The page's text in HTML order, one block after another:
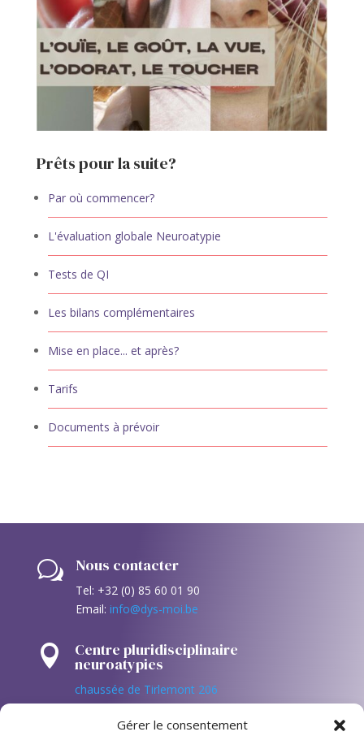
Gérer le consentement
Prêts pour la suite?
Par où commencer?
L'évaluation globale Neuroatypie
Tests de QI
Les bilans complémentaires
Mise en place... et après?
Tarifs
Documents à prévoir
w Nous contacter
Tel: +32 (0) 85 60 01 90
Email: info@dys-moi.be
 Centre pluridisciplinaire
neuroatypies
chaussée de Tirlemont 206
4520 Antheit (Wanze – Huy)